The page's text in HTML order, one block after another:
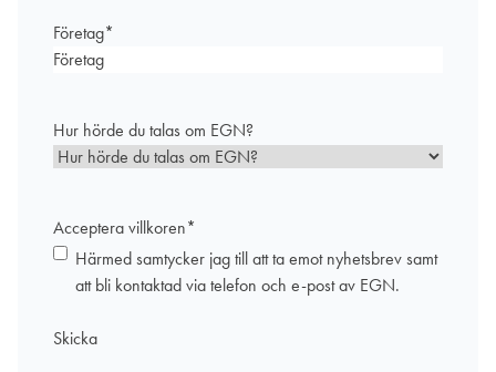
Företag*
Hur hörde du talas om EGN?
Acceptera villkoren*
Härmed samtycker jag till att ta emot nyhetsbrev samt
att bli kontaktad via telefon och e-post av EGN.